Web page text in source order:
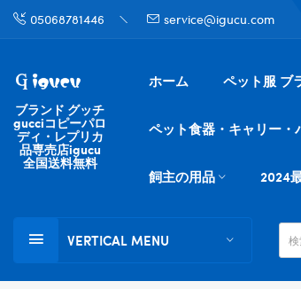
05068781446 service@igucu.com
ブランド グッチ
gucciコピーパロ
ディ・レプリカ
品専売店igucu
全国送料無料
ホーム ペット服 ブ
ペット食器・キャリー・
飼主の用品 2024
VERTICAL MENU